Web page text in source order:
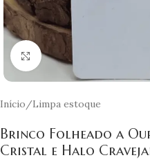
Clique para ampliar
Início/Limpa estoque
Brinco Folheado a
Cristal e Halo